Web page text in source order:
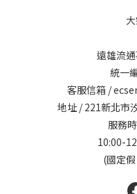
遠雄流
統一
客服信箱 /
地址 / 221新北市
服務
10:00-
(國定